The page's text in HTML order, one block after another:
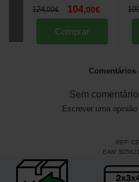
124,00€ 104,00€
Comprar
Comentários
Sem
Escrever uma
REF:
EAN: